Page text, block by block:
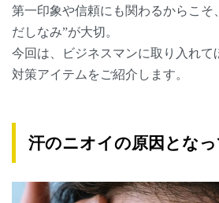
第一印象や信頼にも関わるからこそ
だしなみ”が大切。
今回は、ビジネスマンに取り入れて
対策アイテムをご紹介します。
汗のニオイの原因とな